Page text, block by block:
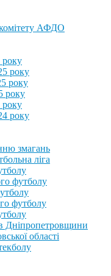
АФДО
року
року
року
року
року
року
змагань
ліга
футболу
футболу
Дніпропетровщини
області